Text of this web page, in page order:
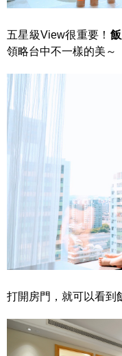
五星級View很重要！
領略台中不一樣的美～
打開房門，就可以看到